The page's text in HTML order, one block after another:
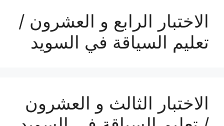
الاختبار الرابع و العشرون /
تعليم السياقة في السويد
الاختبار الثالث و العشرون